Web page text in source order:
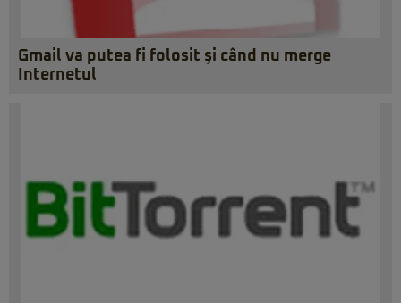
Gmail va putea fi folosit şi când nu merge
Internetul